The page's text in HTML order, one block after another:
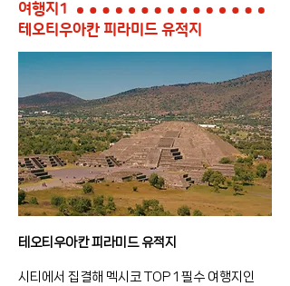
여행지1
테오티우아칸 피라미드 유적지
테오티우아칸 피라미드 유적지
시티에서 집결해 멕시코 TOP 1 필수 여행지인